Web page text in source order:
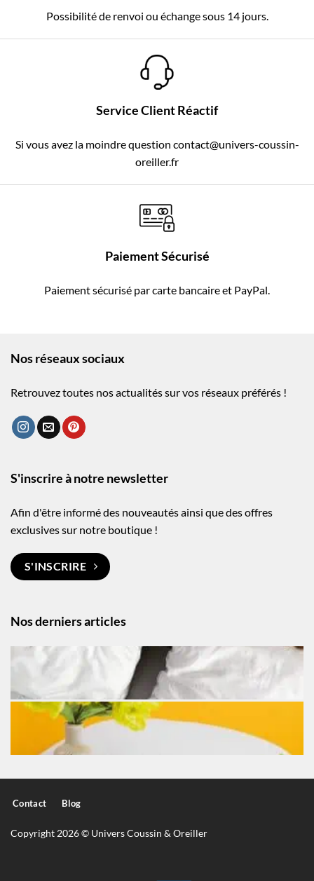
Possibilité de renvoi ou échange sous 14 jours.
Service Client Réactif
Si vous avez la moindre question contact@univers-coussin-
oreiller.fr
Paiement Sécurisé
Paiement sécurisé par carte bancaire et PayPal.
Nos réseaux sociaux
Retrouvez toutes nos actualités sur vos réseaux préférés !
Nos derniers articles
S'inscrire à notre newsletter
Afin d'être informé des nouveautés ainsi que des offres
exclusives sur notre boutique !
S'INSCRIRE
Contact Blog
Copyright 2026 © Univers Coussin & Oreiller